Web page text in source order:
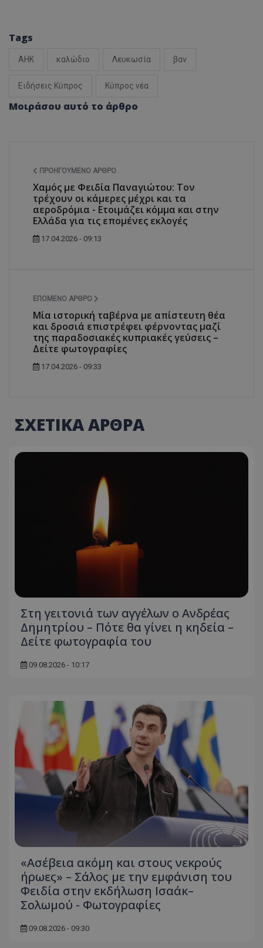
Tags
ΑΗΚ καλώδιο Λευκωσία βαν
Ειδήσεις Κύπρος Κύπρος νέα
Μοιράσου αυτό το άρθρο
ΠΡΟΗΓΟΎΜΕΝΟ ΆΡΘΡΟ
Χαμός με Φειδία Παναγιώτου: Τον
τρέχουν οι κάμερες μέχρι και τα
αεροδρόμια - Eτοιμάζει κόμμα και στην
Ελλάδα για τις επομένες εκλογές
17.04.2026 - 09:13
ΕΠΌΜΕΝΟ ΆΡΘΡΟ
Μία ιστορική ταβέρνα με απίστευτη θέα
και δροσιά επιστρέφει φέρνοντας μαζί
της παραδοσιακές κυπριακές γεύσεις –
Δείτε φωτογραφίες
17.04.2026 - 09:33
ΣΧΕΤΙΚΑ ΑΡΘΡΑ
Στη γειτονιά των αγγέλων ο Ανδρέας
Δημητρίου – Πότε θα γίνει η κηδεία –
Δείτε φωτογραφία του
09.08.2026 - 10:17
«Ασέβεια ακόμη και στους νεκρούς
ήρωες» – Σάλος με την εμφάνιση του
Φειδία στην εκδήλωση Ισαάκ–
Σολωμού - Φωτογραφίες
09.08.2026 - 09:30